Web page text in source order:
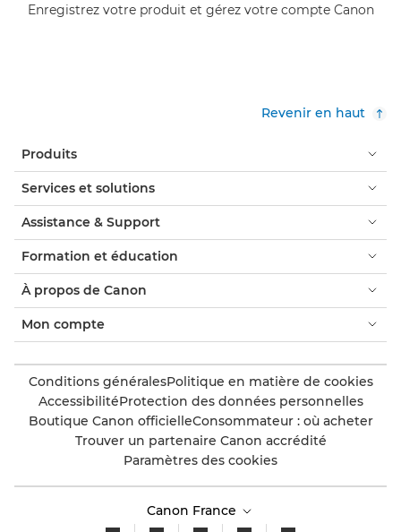
Enregistrez votre produit et gérez votre compte Canon
Revenir en haut
Produits
Services et solutions
Assistance & Support
Formation et éducation
À propos de Canon
Mon compte
Conditions généralesPolitique en matière de cookies
AccessibilitéProtection des données personnelles
Boutique Canon officielleConsommateur : où acheter
Trouver un partenaire Canon accrédité
Paramètres des cookies
Canon France